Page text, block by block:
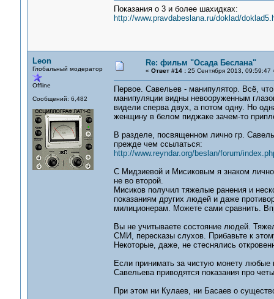
Показания о 3 и более шахидках:
http://www.pravdabeslana.ru/doklad/
Leon
Глобальный модератор
Offline
Сообщений: 6,482
Re: фильм "Осада Беслана"
« Ответ #14 :25 Сентября 2013, 09:59:47
Первое. Савельев - манипулятор. Всё,
манипуляции видны невооруженным
видели сперва двух, а потом одну. Но
женщину в белом пиджаке зачем-то
В разделе, посвященном лично гр.
прежде чем ссылаться:
http://www.reyndar.org/beslan/forum/
С Мидзиевой и Мисиковым я знаком
не во второй.
Мисиков получил тяжелые ранения и
показаниям других людей и даже
милиционерам. Можете сами сравнить.
Вы не учитываете состояние людей.
СМИ, пересказы слухов. Прибавьте к
Некоторые, даже, не стеснялись
Если принимать за чистую монету любые
Савельева приводятся показания про
При этом ни Кулаев, ни Басаев о